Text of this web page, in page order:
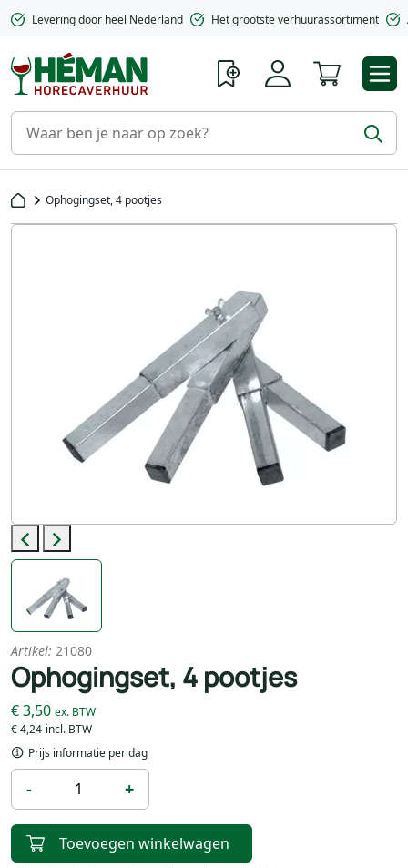
Levering door heel Nederland Het grootste verhuurassortiment
Ophogingset, 4 pootjes
Previous
Next
Artikel: 21080
Ophogingset, 4 pootjes
€ 4,24
€ 3,50
Prijs informatie per dag
- +
Toevoegen winkelwagen